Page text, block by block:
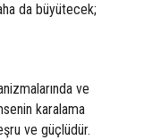
da büyütecek;
ve
karalama
ve güçlüdür.